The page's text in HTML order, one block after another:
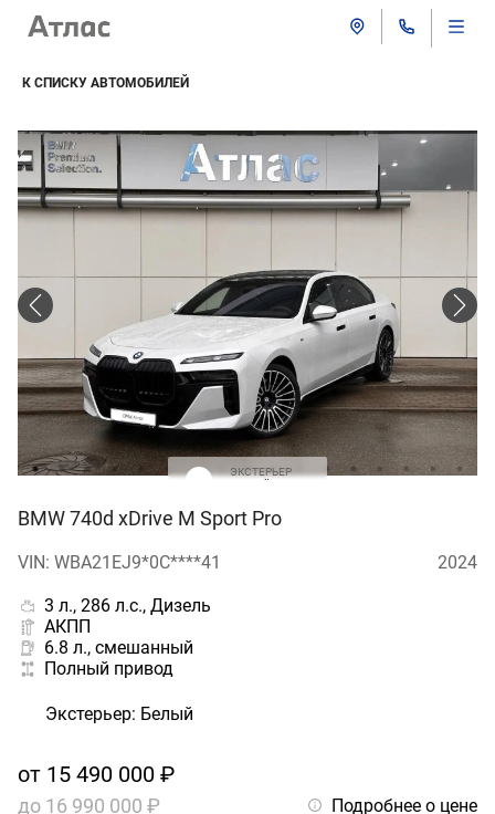
К СПИСКУ АВТОМОБИЛЕЙ
ЭКСТЕРЬЕР
BMW 740d xDrive M Sport Pro
VIN: WBA21EJ9*0C****41 2024
3 л., 286 л.с., Дизель
АКПП
6.8 л., смешанный
Полный привод
Экстерьер: Белый
от 15 490 000 ₽
до 16 990 000 ₽ Подробнее о цене